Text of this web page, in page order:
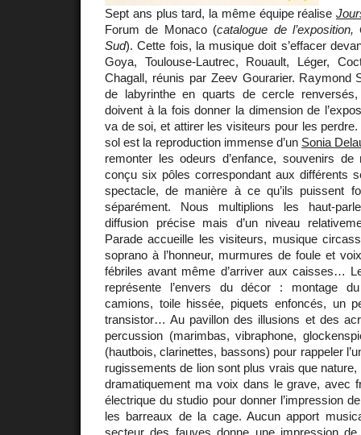
Sept ans plus tard, la même équipe réalise
Forum de Monaco (catalogue de
Sud). Cette fois, la musique doit s’effacer
Goya, Toulouse-Lautrec, Rouault, Léger,
Chagall, réunis par Zeev Gourarier. Raymond
de labyrinthe en quarts de cercle
doivent à la fois donner la dimension de
va de soi, et attirer les visiteurs pour les perdre.
sol est la reproduction immense d’un Sonia
remonter les odeurs d’enfance, souvenirs
conçu six pôles correspondant aux différents
spectacle, de manière à ce qu’ils puissent
séparément. Nous multiplions les haut-
diffusion précise mais d’un niveau
Parade accueille les visiteurs, musique
soprano à l’honneur, murmures de foule et
fébriles avant même d’arriver aux caisses…
représente l’envers du décor : montage
camions, toile hissée, piquets enfoncés, un
transistor… Au pavillon des illusions et des
percussion (marimbas, vibraphone,
(hautbois, clarinettes, bassons) pour rappeler
rugissements de lion sont plus vrais que
dramatiquement ma voix dans le grave, avec
électrique du studio pour donner l’impression
les barreaux de la cage. Aucun apport
secteur des fauves donne une impression